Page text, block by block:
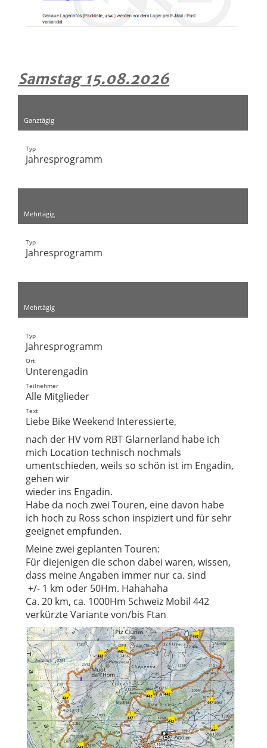
Samstag 15.08.2026
Ganztägig
Typ
Jahresprogramm
Mehrtägig
Typ
Jahresprogramm
Mehrtägig
Typ
Jahresprogramm
Ort
Unterengadin
Teilnehmer
Alle Mitglieder
Text
Liebe Bike Weekend Interessierte,
nach der HV vom RBT Glarnerland habe ich
mich Location technisch nochmals
umentschieden, weils so schön ist im Engadin,
gehen wir
wieder ins Engadin.
Habe da noch zwei Touren, eine davon habe
ich hoch zu Ross schon inspiziert und für sehr
geeignet empfunden.
Meine zwei geplanten Touren:
Für diejenigen die schon dabei waren, wissen,
dass meine Angaben immer nur ca. sind
+/- 1 km oder 50Hm. Hahahaha
Ca. 20 km, ca. 1000Hm Schweiz Mobil 442
verkürzte Variante von/bis Ftan